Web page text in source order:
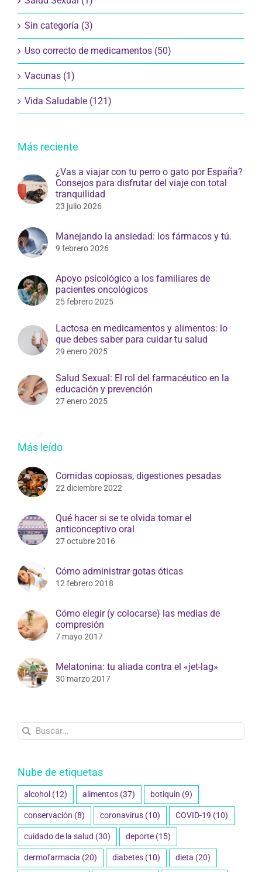
Sin categoría (3)
Uso correcto de medicamentos (50)
Vacunas (1)
Vida Saludable (121)
Más reciente
¿Vas a viajar con tu perro o gato por España?
Consejos para disfrutar del viaje con total
tranquilidad
23 julio 2026
Manejando la ansiedad: los fármacos y tú.
9 febrero 2026
Apoyo psicológico a los familiares de
pacientes oncológicos
25 febrero 2025
Lactosa en medicamentos y alimentos: lo
que debes saber para cuidar tu salud
29 enero 2025
Salud Sexual: El rol del farmacéutico en la
educación y prevención
27 enero 2025
Más leído
Comidas copiosas, digestiones pesadas
22 diciembre 2022
Qué hacer si se te olvida tomar el
anticonceptivo oral
27 octubre 2016
Cómo administrar gotas óticas
12 febrero 2018
Cómo elegir (y colocarse) las medias de
compresión
7 mayo 2017
Melatonina: tu aliada contra el «jet-lag»
30 marzo 2017
Buscar:
Nube de etiquetas
alcohol (12) alimentos (37) botiquín (9)
conservación (8) coronavirus (10) COVID-19 (10)
cuidado de la salud (30) deporte (15)
dermofarmacia (20) diabetes (10) dieta (20)